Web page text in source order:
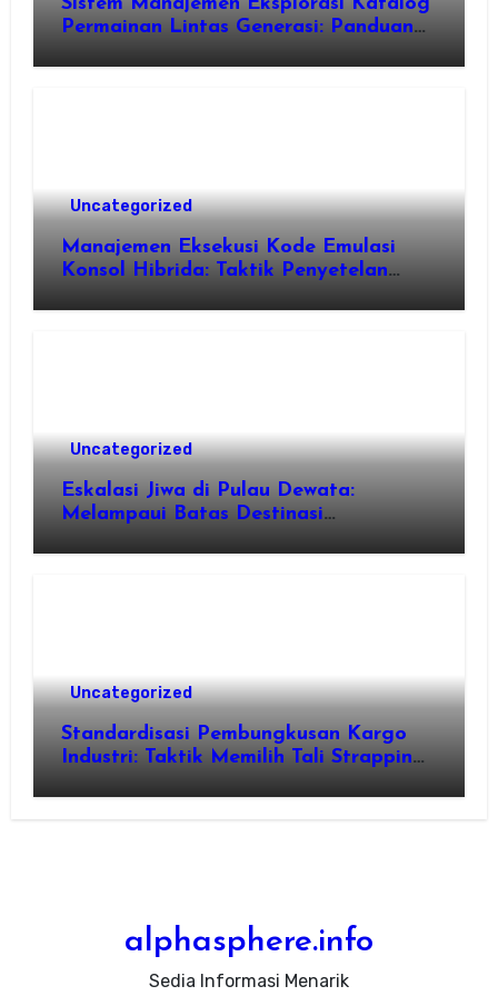
Permainan Lintas Generasi: Panduan
Emulasi
Uncategorized
Manajemen Eksekusi Kode Emulasi
Konsol Hibrida: Taktik Penyetelan
Uncategorized
Eskalasi Jiwa di Pulau Dewata:
Melampaui Batas Destinasi
Uncategorized
Standardisasi Pembungkusan Kargo
Industri: Taktik Memilih Tali Strapping
alphasphere.info
Sedia Informasi Menarik